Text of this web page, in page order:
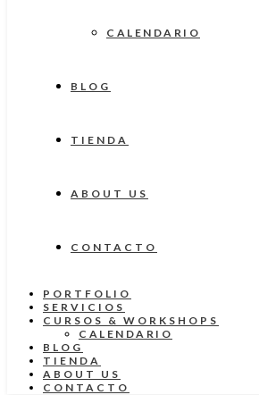
CALENDARIO
BLOG
TIENDA
ABOUT US
CONTACTO
PORTFOLIO
SERVICIOS
CURSOS & WORKSHOPS
CALENDARIO
BLOG
TIENDA
ABOUT US
CONTACTO